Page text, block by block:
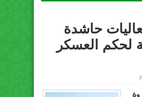
حاشدة
لحكم العسكر